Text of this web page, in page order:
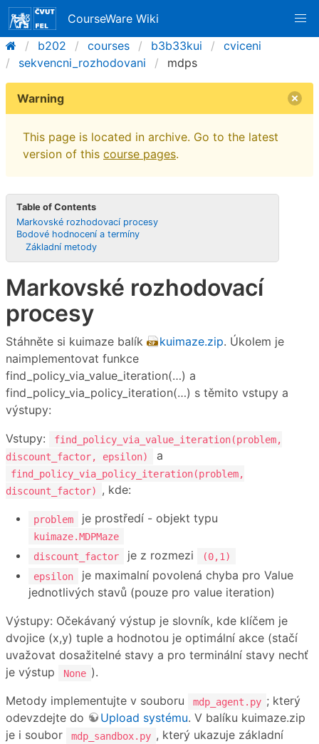
CourseWare Wiki
b202
courses b3b33kui
cviceni
sekvencni_rozhodovani
mdps
Warning
This page is located in archive. Go to the latest
version of this course pages.
Table of Contents
Markovské rozhodovací procesy
Bodové hodnocení a termíny
Základní metody
Markovské rozhodovací
procesy
Stáhněte si kuimaze balík kuimaze.zip. Úkolem je
naimplementovat funkce
find_policy_via_value_iteration(…) a
find_policy_via_policy_iteration(…) s těmito vstupy a
výstupy:
Vstupy:
find_policy_via_value_iteration(problem,
discount_factor, epsilon)
a
find_policy_via_policy_iteration(problem,
discount_factor)
, kde:
problem je prostředí - objekt typu
kuimaze.MDPMaze
discount_factor
je z rozmezi
(0,1)
epsilon
je maximalní povolená chyba pro Value
jednotlivých stavů (pouze pro value iteration)
Výstupy: Očekávaný výstup je slovník, kde klíčem je
dvojice (x,y) tuple a hodnotou je optimální akce (stačí
uvažovat dosažitelné stavy a pro terminální stavy nechť
je výstup
None ).
Metody implementujte v souboru
mdp_agent.py ; který
odevzdejte do
Upload systému. V balíku kuimaze.zip
je i soubor
mdp_sandbox.py , který ukazuje základní